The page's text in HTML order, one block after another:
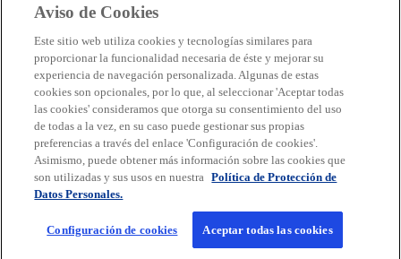
Carrera
s
e
a
b
r
e
e
u
n
s
e
a
b
r
e
e
u
s
e
a
b
r
e
e
s
e
a
b
r
e
e
LegalAvisos de PrivacidadAccesibilidadAyudaGlosario
© 2026 KPMG Cárdenas Dosal, S.C., Sociedad Civil Mexicana y firma
miembro de la organización mundial de firmas miembros
independientes de KPMG afiliadas a KPMG International Limited, una
compañía privada inglesa limitada por garantía. Todos los derechos
reservados. Prohibida la reproducción parcial o total sin la
autorización expresa y por escrito de KPMG.
Para más detalles sobre la estructura de la organización global de
KPMG, por favor visitehttps://home.kpmg/governance
Aviso de Cookies
Este sitio web utiliza cookies y tecnologías similares para
proporcionar la funcionalidad necesaria de éste y mejorar su
experiencia de navegación personalizada. Algunas de estas
cookies son opcionales, por lo que, al seleccionar 'Aceptar todas
las cookies' consideramos que otorga su consentimiento del uso
de todas a la vez, en su caso puede gestionar sus propias
preferencias a través del enlace 'Configuración de cookies'.
Asimismo, puede obtener más información sobre las cookies que
son utilizadas y sus usos en nuestra Política de Protección de
Datos Personales.
Configuración de cookies Aceptar todas las cookies